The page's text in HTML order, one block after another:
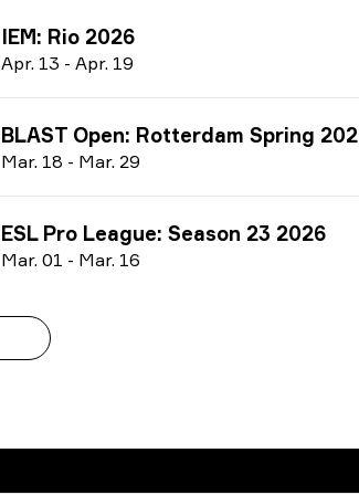
IEM: Rio 2026
Apr. 13 - Apr. 19
BLAST Open: Rotterdam Spring
Mar. 18 - Mar. 29
ESL Pro League: Season 23 2026
Mar. 01 - Mar. 16